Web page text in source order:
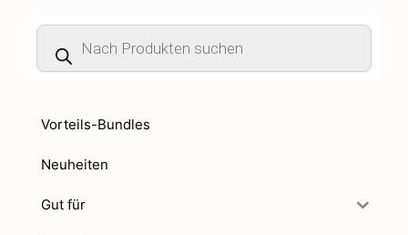
Products
search
Vorteils-Bundles
Neuheiten
Gut für